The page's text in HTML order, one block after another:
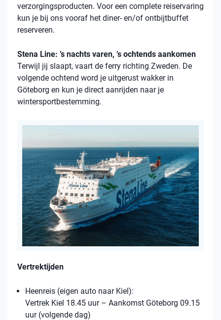
verzorgingsproducten. Voor een complete reiservaring
kun je bij ons vooraf het diner- en/of ontbijtbuffet
reserveren.
Stena Line: ’s nachts varen, ’s ochtends aankomen
Terwijl jij slaapt, vaart de ferry richting Zweden. De
volgende ochtend word je uitgerust wakker in
Göteborg en kun je direct aanrijden naar je
wintersportbestemming.
Vertrektijden
Heenreis (eigen auto naar Kiel):
Vertrek Kiel 18.45 uur – Aankomst Göteborg 09.15
uur (volgende dag)